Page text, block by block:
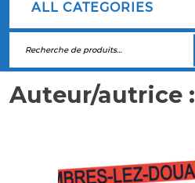
ALL CATEGORIES
Auteur/autrice :